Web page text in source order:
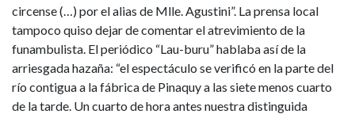
circense (…) por el alias de Mlle. Agustini”. La prensa local
tampoco quiso dejar de comentar el atrevimiento de la
funambulista. El periódico “Lau-buru” hablaba así de la
arriesgada hazaña: “el espectáculo se verificó en la parte del
río contigua a la fábrica de Pinaquy a las siete menos cuarto
de la tarde. Un cuarto de hora antes nuestra distinguida